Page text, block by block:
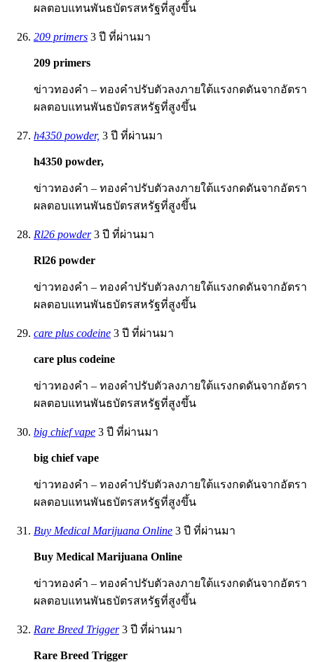
ผลตอบแทนพันธบัตรสหรัฐที่สูงขึ้น
209 primers 3 ปี ที่ผ่านมา
209 primers
ข่าวทองคำ – ทองคำปรับตัวลงภายใต้แรงกดดันจากอัตรา
ผลตอบแทนพันธบัตรสหรัฐที่สูงขึ้น
h4350 powder, 3 ปี ที่ผ่านมา
h4350 powder,
ข่าวทองคำ – ทองคำปรับตัวลงภายใต้แรงกดดันจากอัตรา
ผลตอบแทนพันธบัตรสหรัฐที่สูงขึ้น
Rl26 powder 3 ปี ที่ผ่านมา
Rl26 powder
ข่าวทองคำ – ทองคำปรับตัวลงภายใต้แรงกดดันจากอัตรา
ผลตอบแทนพันธบัตรสหรัฐที่สูงขึ้น
care plus codeine 3 ปี ที่ผ่านมา
care plus codeine
ข่าวทองคำ – ทองคำปรับตัวลงภายใต้แรงกดดันจากอัตรา
ผลตอบแทนพันธบัตรสหรัฐที่สูงขึ้น
big chief vape 3 ปี ที่ผ่านมา
big chief vape
ข่าวทองคำ – ทองคำปรับตัวลงภายใต้แรงกดดันจากอัตรา
ผลตอบแทนพันธบัตรสหรัฐที่สูงขึ้น
Buy Medical Marijuana Online 3 ปี ที่ผ่านมา
Buy Medical Marijuana Online
ข่าวทองคำ – ทองคำปรับตัวลงภายใต้แรงกดดันจากอัตรา
ผลตอบแทนพันธบัตรสหรัฐที่สูงขึ้น
Rare Breed Trigger 3 ปี ที่ผ่านมา
Rare Breed Trigger